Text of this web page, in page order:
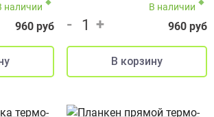
наличии
960 руб
В наличии
- + 960 руб